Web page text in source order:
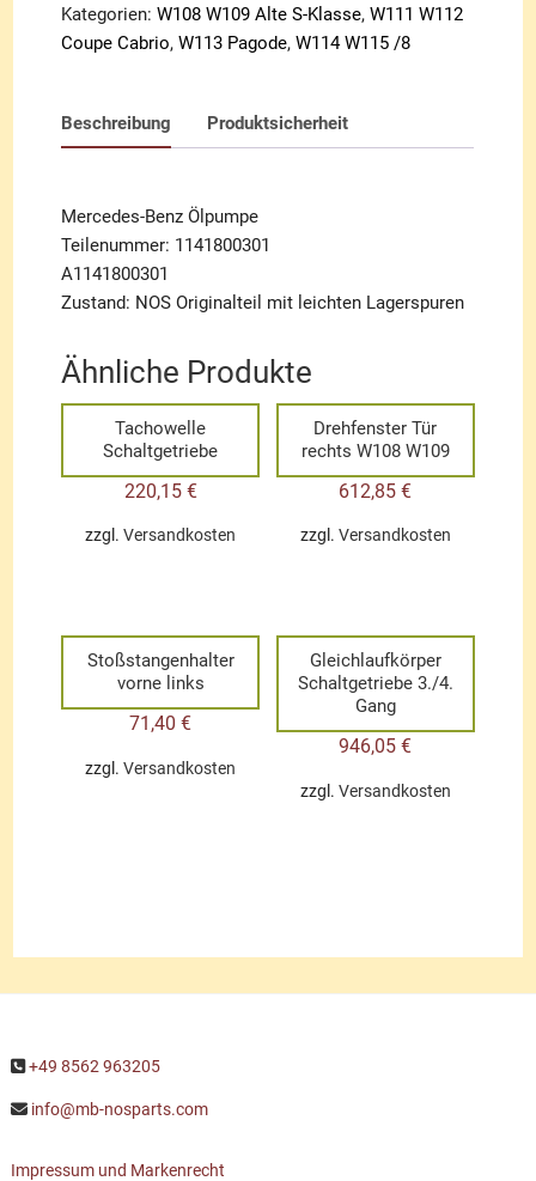
Kategorien:W108 W109 Alte S-Klasse,W111 W112
Coupe Cabrio,W113 Pagode,W114 W115 /8
Beschreibung Produktsicherheit
Mercedes-Benz Ölpumpe
Teilenummer: 1141800301
A1141800301
Zustand: NOS Originalteil mit leichten Lagerspuren
Ähnliche Produkte
Tachowelle
Schaltgetriebe
220,15 €
zzgl.Versandkosten
Drehfenster Tür
rechts W108 W109
612,85€
zzgl. Versandkosten
Stoßstangenhalter
vorne links
71,40€
zzgl.Versandkosten
Gleichlaufkörper
Schaltgetriebe 3./4.
Gang
946,05€
zzgl. Versandkosten
+49 8562 963205
info@mb-nosparts.com
Impressum und Markenrecht